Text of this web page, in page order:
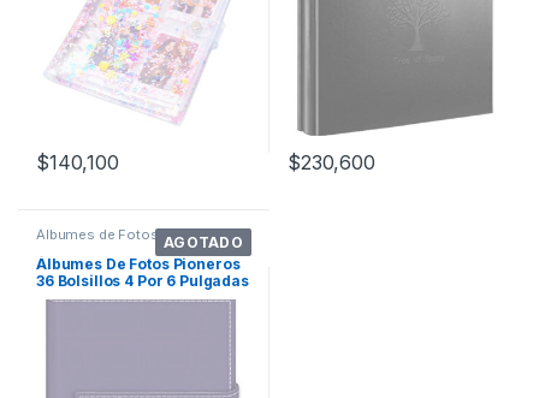
$140,100 $230,600
AGOTADO
Álbumes de Fotos
Álbumes De Fotos Pioneros
36 Bolsillos 4 Por 6 Pulgadas
Bord